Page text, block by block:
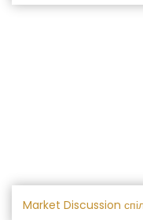
Market Discussion